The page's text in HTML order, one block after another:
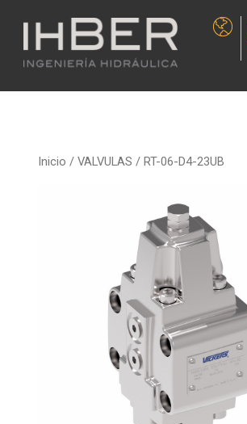
Inicio /VALVULAS / RT-06-D4-23UB